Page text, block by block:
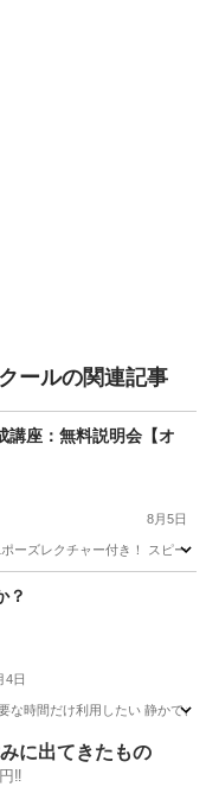
ールの関連記事
講座：無料説明会【オ
8月5日
ーズレクチャー付き！ スピー
？
4日
な時間だけ利用したい 静かで
に出てきたもの
‼️